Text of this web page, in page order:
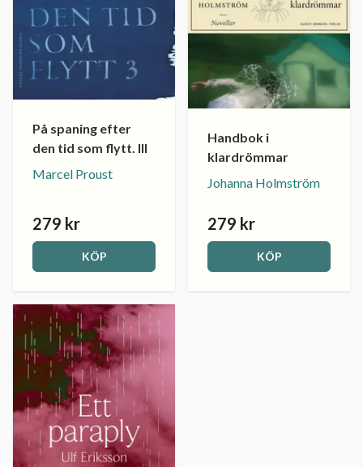
På spaning efter
den tid som flytt. III
Marcel Proust
279 kr
KÖP
Handbok i
klardrömmar
Johanna Holmström
279 kr
KÖP